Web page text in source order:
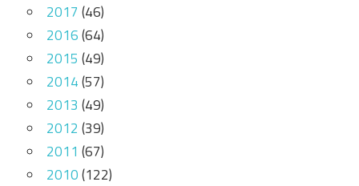
2017 (46)
2016(64)
2015 (49)
2014(57)
2013 (49)
2012 (39)
2011 (67)
2010(122)